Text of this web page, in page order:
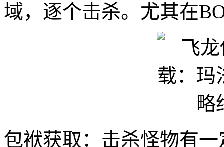
域，逐个击杀。尤其在
包袱获取：击杀怪物有